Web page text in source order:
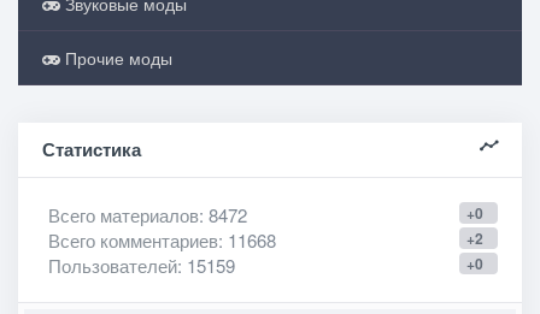
Прочие моды
Статистика
+0
Всего материалов: 8472
+2
Всего комментариев: 11668
+0
Пользователей: 15159